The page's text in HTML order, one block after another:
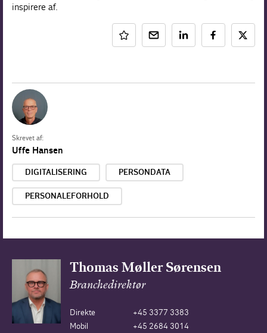
inspirere af.
Skrevet af:
Uffe Hansen
DIGITALISERING PERSONDATA
PERSONALEFORHOLD
Thomas Møller Sørensen
Branchedirektør
Direkte
+45 3377 3383
Mobil
+45 2684 3014